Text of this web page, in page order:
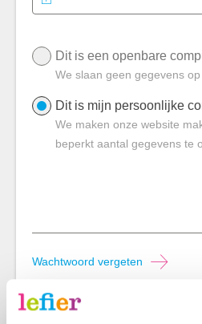
Login - Inloggen Mijn Lefier
Dit is een openbare
We slaan geen gegevens
Dit is mijn persoonlijke
We maken onze website
beperkt aantal gegevens te
Wachtwoord vergeten
Account activeren